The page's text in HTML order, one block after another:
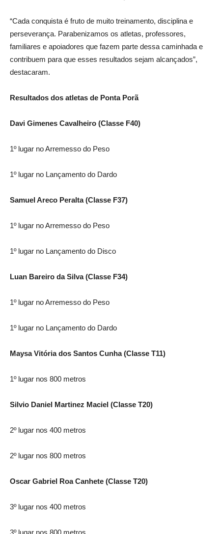
“Cada conquista é fruto de muito treinamento, disciplina e
perseverança. Parabenizamos os atletas, professores,
familiares e apoiadores que fazem parte dessa caminhada e
contribuem para que esses resultados sejam alcançados”,
destacaram.
Resultados dos atletas de Ponta Porã
Davi Gimenes Cavalheiro (Classe F40)
1º lugar no Arremesso do Peso
1º lugar no Lançamento do Dardo
Samuel Areco Peralta (Classe F37)
1º lugar no Arremesso do Peso
1º lugar no Lançamento do Disco
Luan Bareiro da Silva (Classe F34)
1º lugar no Arremesso do Peso
1º lugar no Lançamento do Dardo
Maysa Vitória dos Santos Cunha (Classe T11)
1º lugar nos 800 metros
Silvio Daniel Martinez Maciel (Classe T20)
2º lugar nos 400 metros
2º lugar nos 800 metros
Oscar Gabriel Roa Canhete (Classe T20)
3º lugar nos 400 metros
3º lugar nos 800 metros